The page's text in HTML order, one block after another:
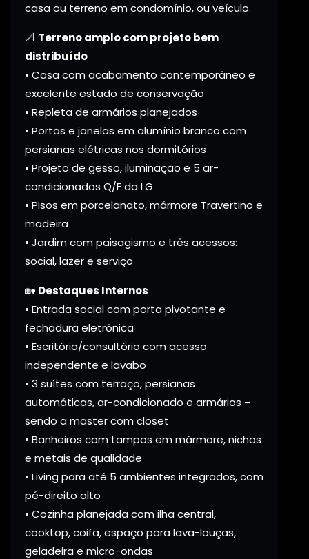
casa ou terreno em condomínio, ou veículo.
📐 Terreno amplo com projeto bem
distribuído
• Casa com acabamento contemporâneo e
excelente estado de conservação
• Repleta de armários planejados
• Portas e janelas em alumínio branco com
persianas elétricas nos dormitórios
• Projeto de gesso, iluminação e 5 ar-
condicionados Q/F da LG
• Pisos em porcelanato, mármore Travertino e
madeira
• Jardim com paisagismo e três acessos:
social, lazer e serviço
🏡 Destaques Internos
• Entrada social com porta pivotante e
fechadura eletrônica
• Escritório/consultório com acesso
independente e lavabo
• 3 suítes com terraço, persianas
automáticas, ar-condicionado e armários –
sendo a master com closet
• Banheiros com tampos em mármore, nichos
e metais de qualidade
• Living para até 5 ambientes integrados, com
pé-direito alto
• Cozinha planejada com ilha central,
cooktop, coifa, espaço para lava-louças,
geladeira e micro-ondas